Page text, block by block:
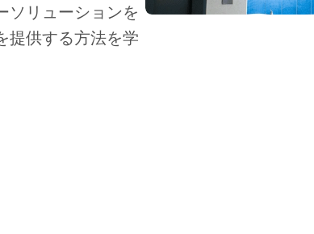
ソリューションを
提供する方法を学